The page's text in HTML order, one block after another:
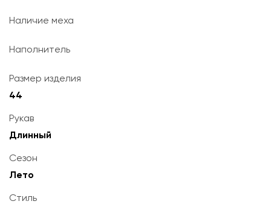
Наличие меха
Наполнитель
Размер изделия
44
Рукав
Длинный
Сезон
Лето
Стиль